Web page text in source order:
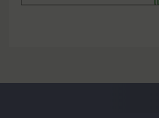
au 31 décembre de l’année